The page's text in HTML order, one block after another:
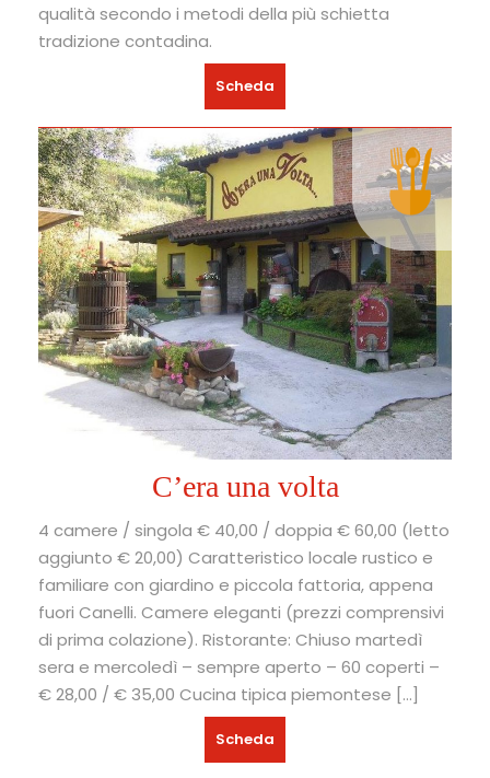
qualità secondo i metodi della più schietta
tradizione contadina.
Scheda
C’era una volta
4 camere / singola € 40,00 / doppia € 60,00 (letto
aggiunto € 20,00) Caratteristico locale rustico e
familiare con giardino e piccola fattoria, appena
fuori Canelli. Camere eleganti (prezzi comprensivi
di prima colazione). Ristorante: Chiuso martedì
sera e mercoledì – sempre aperto – 60 coperti –
€ 28,00 / € 35,00 Cucina tipica piemontese […]
Scheda